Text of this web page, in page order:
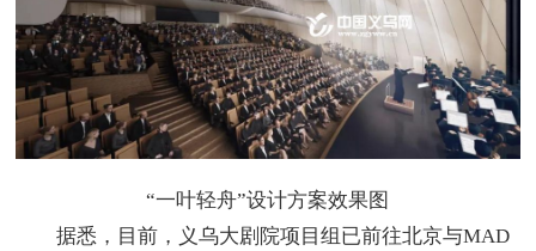
“一叶轻舟”设计方案效果图
据悉，目前，义乌大剧院项目组已前往北京与MAD